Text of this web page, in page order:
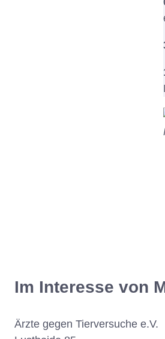
Im Interesse von
Ärzte gegen Tierversuche e.V.